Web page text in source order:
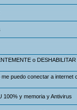
o DESHABILITAR
puedo conectar a internet
100% y memoria y Antivirus